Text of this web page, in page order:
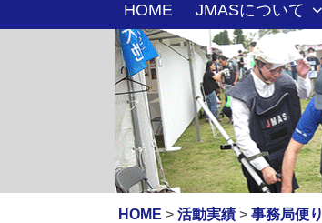
キ
HOME JMASについて
HOME > 活動実績 > 事務局便り